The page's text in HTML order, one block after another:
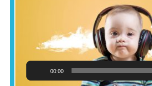
Audio
Player
00:00